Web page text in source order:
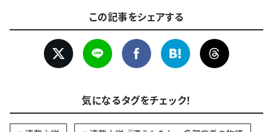
この記事をシェアする
気になるタグをチェック！